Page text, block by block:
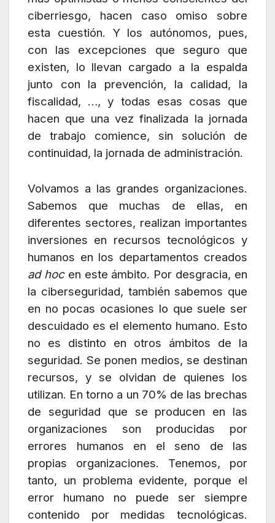
ciberriesgo, hacen caso omiso sobre
esta cuestión. Y los autónomos, pues,
con las excepciones que seguro que
existen, lo llevan cargado a la espalda
junto con la prevención, la calidad, la
fiscalidad, …, y todas esas cosas que
hacen que una vez finalizada la jornada
de trabajo comience, sin solución de
continuidad, la jornada de administración.
Volvamos a las grandes organizaciones.
Sabemos que muchas de ellas, en
diferentes sectores, realizan importantes
inversiones en recursos tecnológicos y
humanos en los departamentos creados
ad hocen este ámbito. Por desgracia, en
la ciberseguridad, también sabemos que
en no pocas ocasiones lo que suele ser
descuidado es el elemento humano. Esto
no es distinto en otros ámbitos de la
seguridad. Se ponen medios, se destinan
recursos, y se olvidan de quienes los
utilizan. En torno a un 70% de las brechas
de seguridad que se producen en las
organizaciones son producidas por
errores humanos en el seno de las
propias organizaciones. Tenemos, por
tanto, un problema evidente, porque el
error humano no puede ser siempre
contenido por medidas tecnológicas.